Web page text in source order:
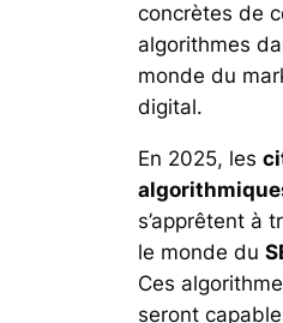
concrètes de
algorithmes
monde du
digital.
En 2025, les
s’apprêtent à
le monde du
Ces
seront